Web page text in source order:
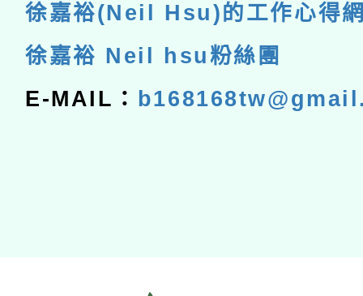
徐嘉裕(Neil Hsu)的工作心得
徐嘉裕 Neil hsu粉絲團
E-MAIL：